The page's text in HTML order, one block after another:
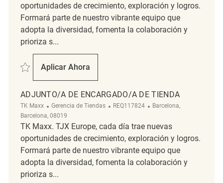
oportunidades de crecimiento, exploración y logros.
Formará parte de nuestro vibrante equipo que
adopta la diversidad, fomenta la colaboración y
prioriza s...
Salvar Encargado/a de tienda REQ117823
Aplicar Ahora
Encargado/a De Tienda
ADJUNTO/A DE ENCARGADO/A DE TIENDA
TK Maxx Categoría
Gerencia de Tiendas ReqId
REQ117824 Ubicación
Barcelona,
Barcelona, 08019
TK Maxx. TJX Europe, cada día trae nuevas
oportunidades de crecimiento, exploración y logros.
Formará parte de nuestro vibrante equipo que
adopta la diversidad, fomenta la colaboración y
prioriza s...